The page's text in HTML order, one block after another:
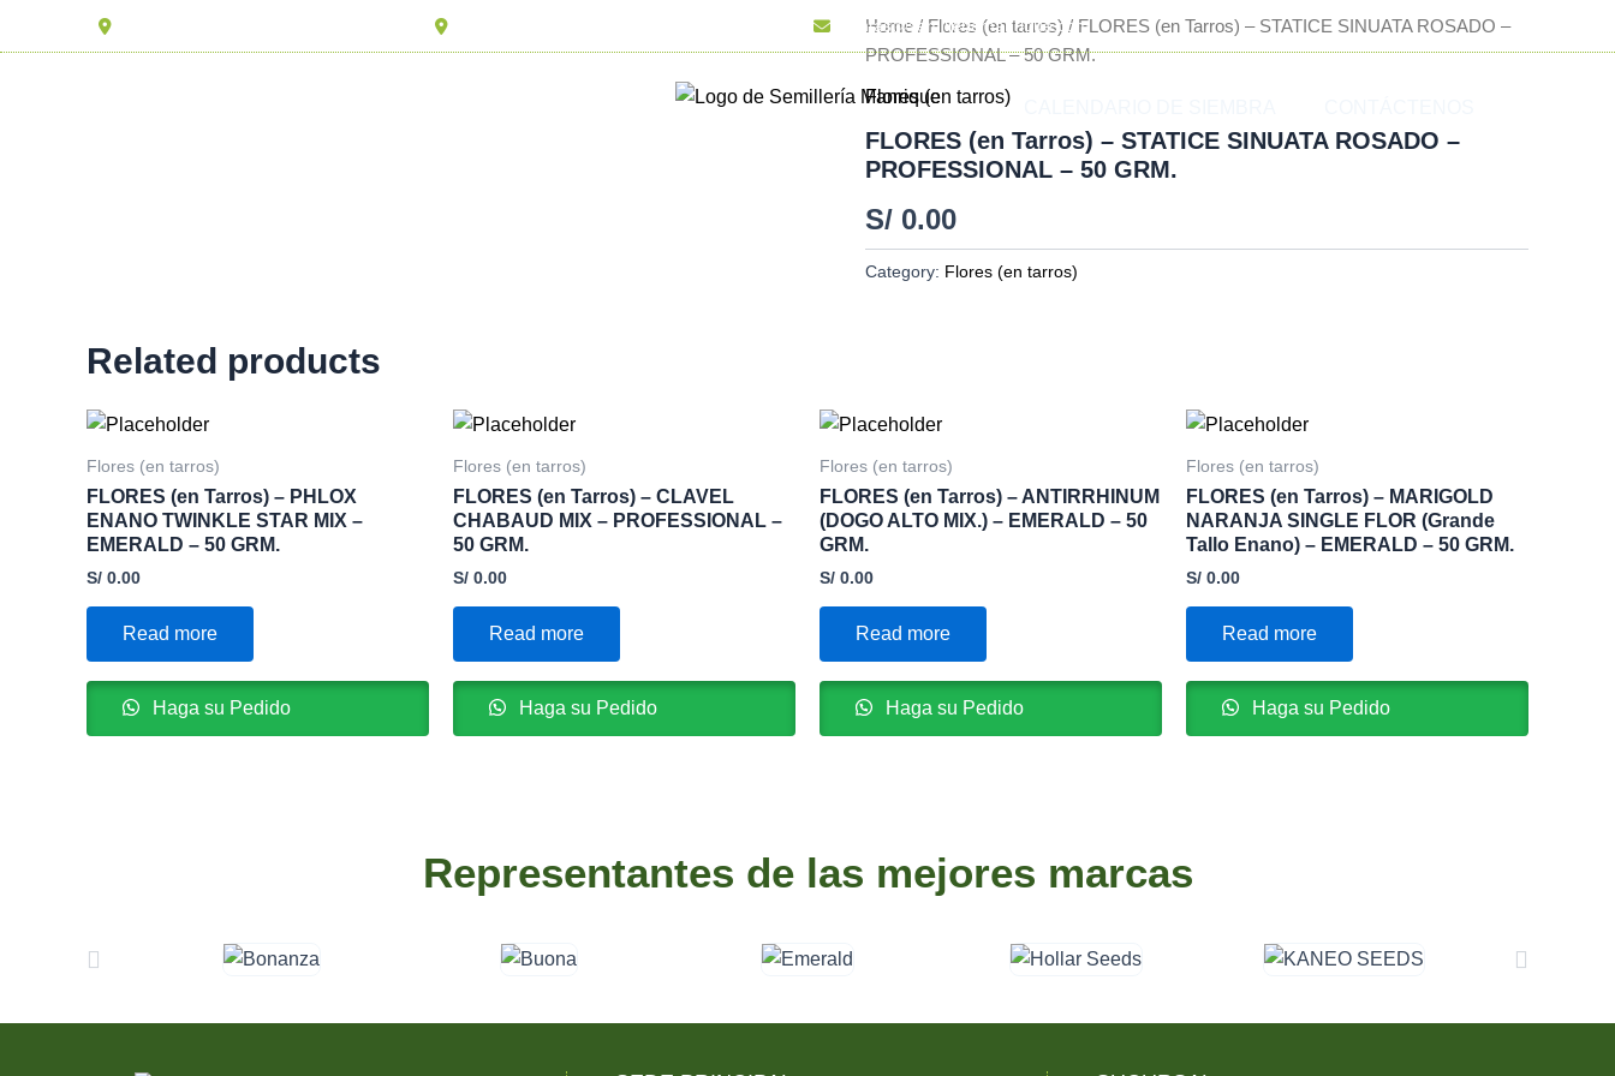
ventas@semilleriamanrique.com
Home / Flores (en tarros) / FLORES (en Tarros) – STATICE SINUATA ROSADO –
PROFESSIONAL – 50 GRM.
Flores (en tarros)
FLORES (en Tarros) – STATICE SINUATA ROSADO –
PROFESSIONAL – 50 GRM.
S/ 0.00
Category: Flores (en tarros)
Related products
Flores (en tarros)
FLORES (en Tarros) – PHLOX
ENANO TWINKLE STAR MIX –
EMERALD – 50 GRM.
S/ 0.00
Read more
Haga su Pedido
Flores (en tarros)
FLORES (en Tarros) – CLAVEL
CHABAUD MIX – PROFESSIONAL –
50 GRM.
S/ 0.00
Read more
Haga su Pedido
Flores (en tarros)
FLORES (en Tarros) – ANTIRRHINUM
(DOGO ALTO MIX.) – EMERALD – 50
GRM.
S/ 0.00
Read more
Haga su Pedido
Flores (en tarros)
FLORES (en Tarros) – MARIGOLD
NARANJA SINGLE FLOR (Grande
Tallo Enano) – EMERALD – 50 GRM.
S/ 0.00
Read more
Haga su Pedido
Representantes de las mejores marcas